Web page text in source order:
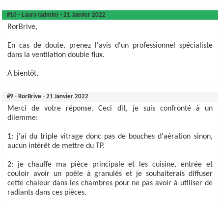
#10 - Laura (admin) - 21 Janvier 2022
RorBrive,
En cas de doute, prenez l'avis d'un professionnel spécialiste
dans la ventilation double flux.
A bientôt,
#9 - RorBrive - 21 Janvier 2022
Merci de votre réponse. Ceci dit, je suis confronté à un
dilemme:
1: j'ai du triple vitrage donc pas de bouches d'aération sinon,
aucun intérêt de mettre du TP.
2: je chauffe ma pièce principale et les cuisine, entrée et
couloir avoir un poêle à granulés et je souhaiterais diffuser
cette chaleur dans les chambres pour ne pas avoir à utiliser de
radiants dans ces pièces.